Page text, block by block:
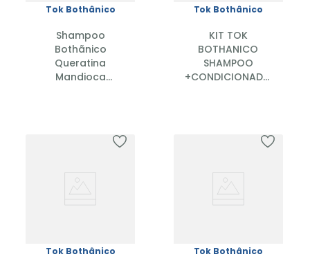
Tok Bothânico
Shampoo
Bothãnico
Queratina
Mandioca
Tok Bothânico
KIT TOK
BOTHANICO
SHAMPOO
+CONDICIONADOR
Tok Bothânico Tok Bothânico